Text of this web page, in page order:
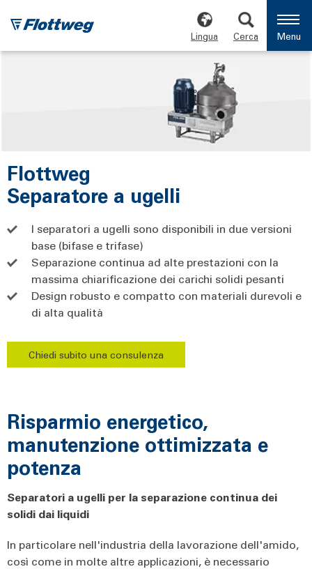
Lingua Cerca Menu
Flottweg
Separatore a ugelli
I separatori a ugelli sono disponibili in due versioni
base (bifase e trifase)
Separazione continua ad alte prestazioni con la
massima chiarificazione dei carichi solidi pesanti
Design robusto e compatto con materiali durevoli e
di alta qualità
Chiedi subito una consulenza
Risparmio energetico,
manutenzione ottimizzata e
potenza
Separatori a ugelli per la separazione continua dei
solidi dai liquidi
In particolare nell'industria della lavorazione dell'amido,
così come in molte altre applicazioni, è necessario